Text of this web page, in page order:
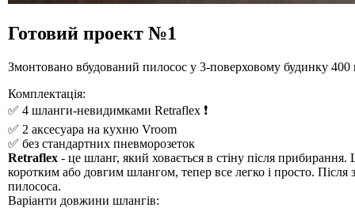
Готовий проект №1
Змонтовано вбудований пилосос у 3-поверховому будинку
Комплектація:
✅ 4 шланги-невидимками Retraflex ❗️
✅ 2 аксесуара на кухню Vroom
✅ без стандартних пневморозеток
Retraflex - це шланг, який ховається в стіну після
коротким або довгим шлангом, тепер все легко і просто.
пилососа.
Варіанти довжини шлангів: